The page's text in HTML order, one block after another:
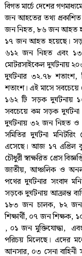
বিগত মার্চে দেশের
জন আহতের তথ্য প্রকাশিত
জন নিহত, ৮৬ জন আহত
১৭ জন আহত হয়েছে।
৬১২ জন নিহত এবং
মোটরসাইকেল দুর্ঘটনায়
দুর্ঘটনার ৩২.৭৮
শতাংশ। এই মাসে সবচেয়ে
১৬২ টি সড়ক
সবচেয়ে কম সড়ক
দুর্ঘটনায় ৩২ জন নিহত ও
সমিতির দুর্ঘটনা
এসেছে। আজ ১৭ এপ্রিল
চৌধুরী স্বাক্ষরিত প্রেস
জাতীয়, আঞ্চলিক ও
পথের দুর্ঘটনার সংবাদ
সড়কে দুর্ঘটনায় আক্রান্ত
১৮৩ জন চালক, ৮২ জন
শিক্ষার্থী, ০৭ জন
, ০১ জন মুক্তিযোদ্ধা,
পরিচয় মিলেছে। এদের
আনসার, ০৩ সেনা